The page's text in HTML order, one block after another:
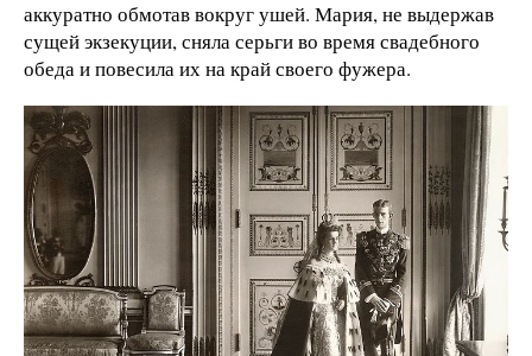
аккуратно обмотав вокруг ушей. Мария, не выдержав
сущей экзекуции, сняла серьги во время свадебного
обеда и повесила их на край своего фужера.